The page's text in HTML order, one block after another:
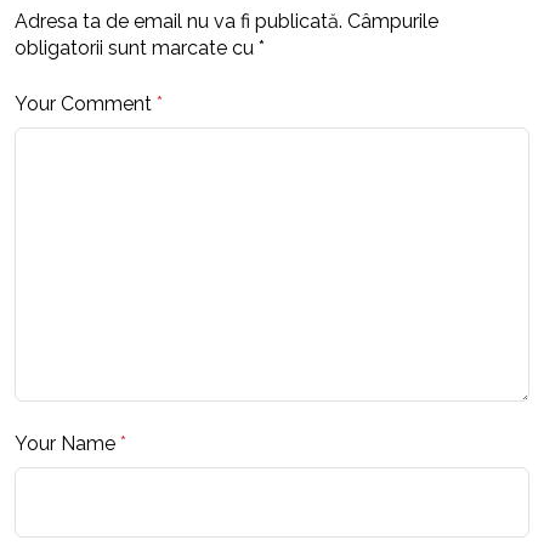
Adresa ta de email nu va fi publicată. Câmpurile
obligatorii sunt marcate cu *
Your Comment *
Your Name *